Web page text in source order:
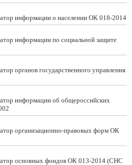
информации о населении ОК 018-2014
информации по социальной защите
органов государственного управления
информации об общероссийских
организационно-правовых форм ОК
основных фондов ОК 013-2014 (СНС